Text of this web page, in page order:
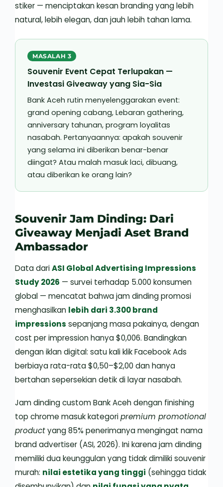
stiker — menciptakan kesan branding yang lebih
natural, lebih elegan, dan jauh lebih tahan lama.
MASALAH 3
Souvenir Event Cepat Terlupakan —
Investasi Giveaway yang Sia-Sia
Bank Aceh rutin menyelenggarakan event:
grand opening cabang, Lebaran gathering,
anniversary tahunan, program loyalitas
nasabah. Pertanyaannya: apakah souvenir
yang selama ini diberikan benar-benar
diingat? Atau malah masuk laci, dibuang,
atau diberikan ke orang lain?
Souvenir Jam Dinding: Dari
Giveaway Menjadi Aset Brand
Ambassador
Data dariASI Global Advertising Impressions
Study 2026 — survei terhadap 5.000 konsumen
global — mencatat bahwa jam dinding promosi
menghasilkan lebih dari 3.300 brand
impressions sepanjang masa pakainya, dengan
cost per impression hanya $0,006. Bandingkan
dengan iklan digital: satu kali klik Facebook Ads
berbiaya rata-rata $0,50–$2,00 dan hanya
bertahan sepersekian detik di layar nasabah.
Jam dinding custom Bank Aceh dengan finishing
top chrome masuk kategoripremium promotional
productyang 85% penerimanya mengingat nama
brand advertiser (ASI, 2026). Ini karena jam dinding
memiliki dua keunggulan yang tidak dimiliki souvenir
murah: nilai estetika yang tinggi (sehingga tidak